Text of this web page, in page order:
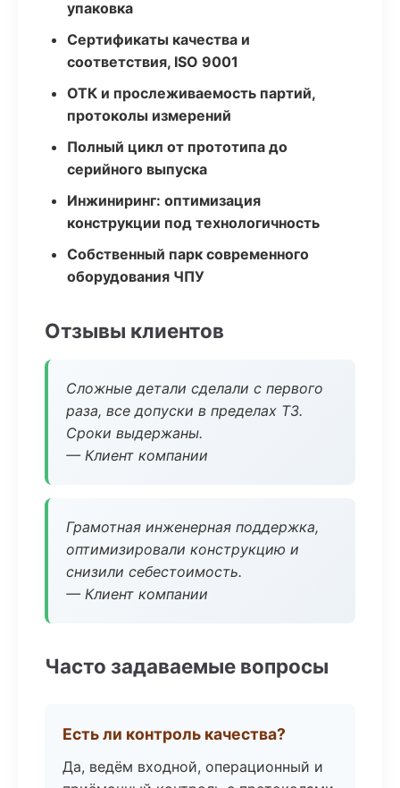
упаковка
Сертификаты качества и
соответствия, ISO 9001
ОТК и прослеживаемость партий,
протоколы измерений
Полный цикл от прототипа до
серийного выпуска
Инжиниринг: оптимизация
конструкции под технологичность
Собственный парк современного
оборудования ЧПУ
Отзывы клиентов
Сложные детали сделали с первого
раза, все допуски в пределах ТЗ.
Сроки выдержаны.
— Клиент компании
Грамотная инженерная поддержка,
оптимизировали конструкцию и
снизили себестоимость.
— Клиент компании
Часто задаваемые вопросы
Есть ли контроль качества?
Да, ведём входной, операционный и